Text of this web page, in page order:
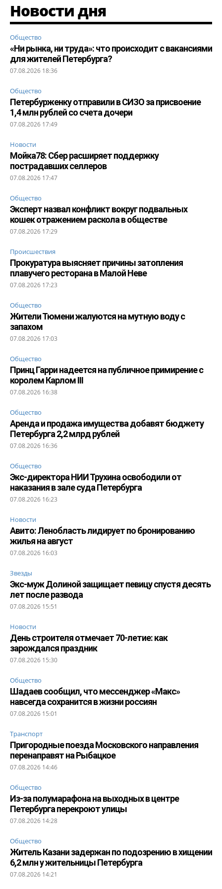
Новости дня
Общество
«Ни рынка, ни труда»: что происходит с вакансиями
для жителей Петербурга?
07.08.2026 18:36
Общество
Петербурженку отправили в СИЗО за присвоение
1,4 млн рублей со счета дочери
07.08.2026 17:49
Новости
Мойка78: Сбер расширяет поддержку
пострадавших селлеров
07.08.2026 17:47
Общество
Эксперт назвал конфликт вокруг подвальных
кошек отражением раскола в обществе
07.08.2026 17:29
Происшествия
Прокуратура выясняет причины затопления
плавучего ресторана в Малой Неве
07.08.2026 17:23
Общество
Жители Тюмени жалуются на мутную воду с
запахом
07.08.2026 17:03
Общество
Принц Гарри надеется на публичное примирение с
королем Карлом III
07.08.2026 16:38
Общество
Аренда и продажа имущества добавят бюджету
Петербурга 2,2 млрд рублей
07.08.2026 16:36
Общество
Экс-директора НИИ Трухина освободили от
наказания в зале суда Петербурга
07.08.2026 16:23
Новости
Авито: Ленобласть лидирует по бронированию
жилья на август
07.08.2026 16:03
Звезды
Экс-муж Долиной защищает певицу спустя десять
лет после развода
07.08.2026 15:51
Новости
День строителя отмечает 70-летие: как
зарождался праздник
07.08.2026 15:30
Общество
Шадаев сообщил, что мессенджер «Макс»
навсегда сохранится в жизни россиян
07.08.2026 15:01
Транспорт
Пригородные поезда Московского направления
перенаправят на Рыбацкое
07.08.2026 14:46
Общество
Из-за полумарафона на выходных в центре
Петербурга перекроют улицы
07.08.2026 14:28
Общество
Житель Казани задержан по подозрению в хищении
6,2 млн у жительницы Петербурга
07.08.2026 14:21